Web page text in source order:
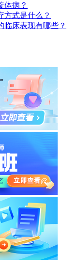
体病？
方式是什么？
临床表现有哪些？